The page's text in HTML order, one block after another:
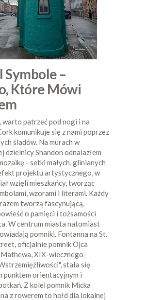
Symbole –
Które Mówi
warto patrzeć pod nogi i na
komunikuje się z nami poprzez
śladów. Na murach w
dzielnicy Shandon odnalazłem
- setki małych, glinianych
projektu artystycznego, w
wzięli mieszkańcy, tworząc
wzorami i literami. Każdy
tworzą fascynującą,
o pamięci i tożsamości
W centrum miasta natomiast
pomniki. Fontanna na St.
oficjalnie pomnik Ojca
XIX-wiecznego
stała się
punktem orientacyjnym i
Z kolei pomnik Micka
z rowerem to hołd dla lokalnej